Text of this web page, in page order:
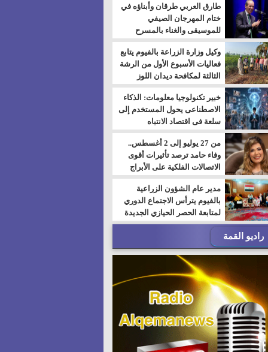
طارق العربي طرقان وأبناؤه في
ختام المهرجان الصيفي
للموسيقى والغناء بالمسرح
المكشوف
وكيل وزارة الزراعة بالفيوم يتابع
فعاليات الأسبوع الأول من الرشة
الثالثة لمكافحة ديدان اللوز
للقطن
خبير تكنولوجيا معلومات: الذكاء
الاصطناعى يحول المستخدم إلى
سلعة فى اقتصاد الانتباه
من 27 يوليو إلى 2 أغسطس..
وفاء حامد ترصد تأثيرات أقوى
الاتصالات الفلكية على الأبراج
مدير عام الشؤون الزراعية
بالفيوم يترأس الاجتماع الدوري
لمتابعة الحصر الحيازي الجديدة
راديو القمة